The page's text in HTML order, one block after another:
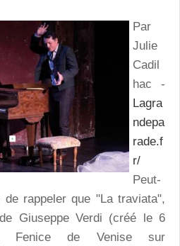
Par
Julie
Cadil
hac -
Lagra
ndepa
rade.f
r/
Peut-
de rappeler que "La traviata",
Giuseppe Verdi (créé le 6
de Venise sur